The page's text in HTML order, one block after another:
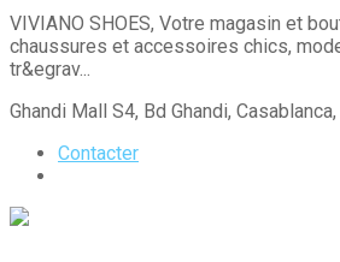
VIVIANO SHOES, Votre magasin et
chaussures et accessoires chics,
tr&egrav...
Ghandi Mall S4, Bd Ghandi, Casablanca
Contacter